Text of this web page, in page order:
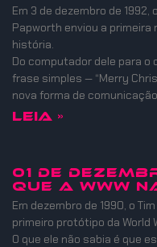
Em 3 de dezembro de 1992,
Papworth enviou a primeira
história.
Do computador dele para o
frase simples — “Merry
nova forma de
Leia »
01 DE
QUE A WWW
Em dezembro de 1990, o
primeiro protótipo da World
O que ele não sabia é que